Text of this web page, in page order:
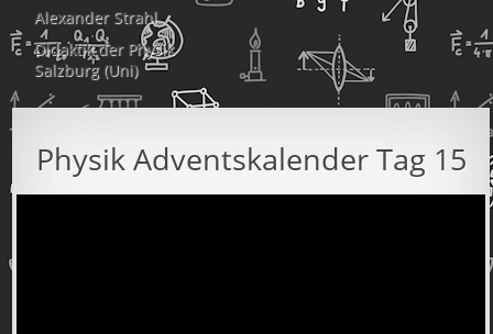
Alexander Strahl
Didaktik der Physik
Salzburg (Uni)
Physik Adventskalender Tag 15